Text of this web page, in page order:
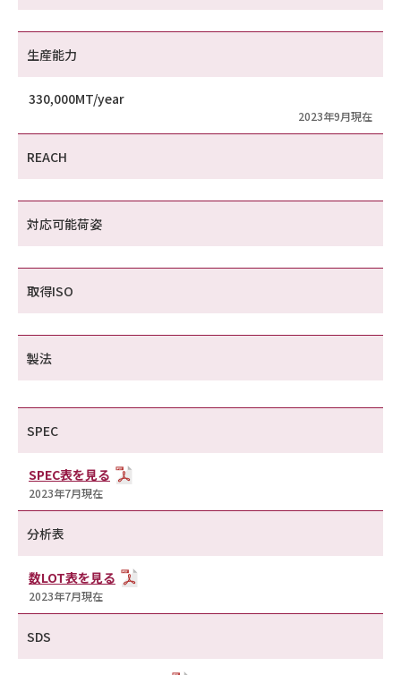
生産能力
330,000MT/year
2023年9月現在
REACH
対応可能荷姿
取得ISO
製法
SPEC
SPEC表を見る
2023年7月現在
分析表
数LOT表を見る
2023年7月現在
SDS